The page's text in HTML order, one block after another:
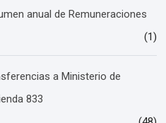
anual de Remuneraciones
(1)
a Ministerio de
833